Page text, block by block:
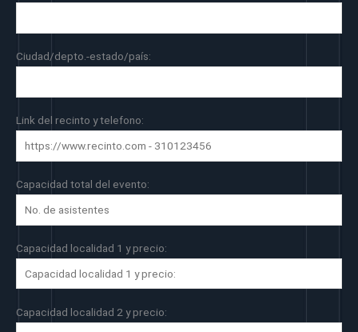
Ciudad/depto.-estado/país:
Link del recinto y telefono:
Capacidad total del evento:
Capacidad localidad 1 y precio:
Capacidad localidad 2 y precio: